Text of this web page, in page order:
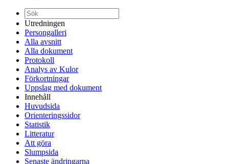
Utredningen
Persongalleri
Alla avsnitt
Alla dokument
Protokoll
Analys av Kulor
Förkortningar
Uppslag med dokument
Innehåll
Huvudsida
Orienteringssidor
Statistik
Litteratur
Att göra
Slumpsida
Senaste ändringarna